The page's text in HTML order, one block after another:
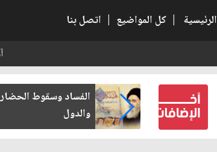
الرئيسية | كل المواضيع | اتصل بنا
كتب لنفسه
الفساد وسقوط
والدول